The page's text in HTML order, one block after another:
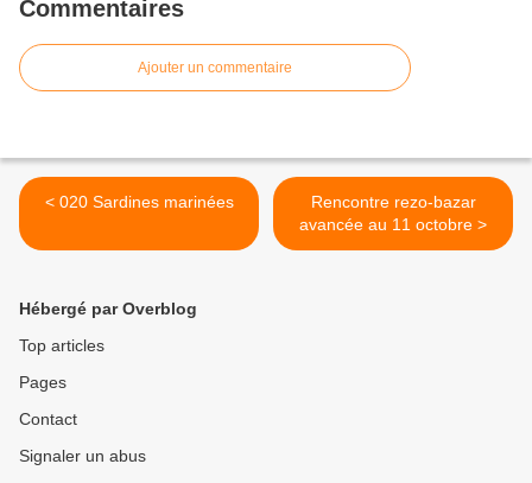
Commentaires
Ajouter un commentaire
< 020 Sardines marinées
Rencontre rezo-bazar
avancée au 11 octobre >
Hébergé par Overblog
Top articles
Pages
Contact
Signaler un abus